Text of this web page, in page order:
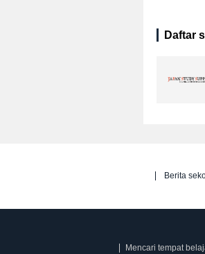
Daftar
Berita
Mencari tempat